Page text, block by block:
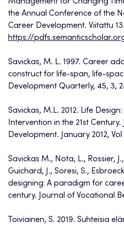
Management for Changing
the Annual Conference of the
Career Development. Viitattu
https://
Savickas, M. L. 1997. Career
construct for life-span, life-
Development Quarterly, 45, 3,
Savickas, M.L. 2012. Life
Intervention in the 21st
Development. January 2012, Vol
Savickas M., Nota, L., Rossier,
Guichard, J., Soresi, S.,
designing: A paradigm for
century. Journal of Vocational
Toiviainen, S. 2019. Suhteisia